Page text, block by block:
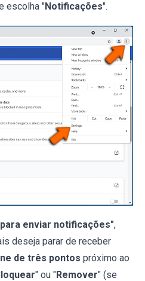
escolha "Notificações".
enviar notificações",
deseja parar de receber
de três pontos próximo ao
" ou "Remover" (se